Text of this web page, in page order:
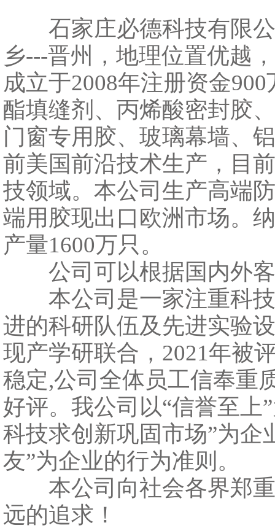
石家庄必德科技有限公
乡---晋州，地理位置优越
成立于2008年注册资金
酯填缝剂、丙烯酸密封胶
门窗专用胶、玻璃幕墙、
前美国前沿技术生产，目
技领域。本公司生产高端
端用胶现出口欧洲市场。
产量1600万只。
公司可以根据国内外客
本公司是一家注重科技
进的科研队伍及先进实验
现产学研联合，2021年被
稳定,公司全体员工信奉重
好评。我公司以“信誉至上
科技求创新巩固市场”为企
友”为企业的行为准则。
本公司向社会各界郑重
远的追求！